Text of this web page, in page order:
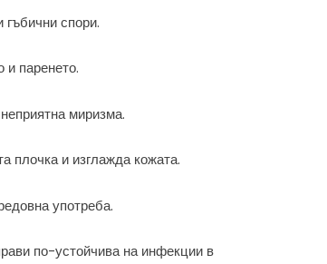
спори.
и паренето.
миризма.
плочка и изглажда кожата.
употреба.
по-устойчива на инфекции в